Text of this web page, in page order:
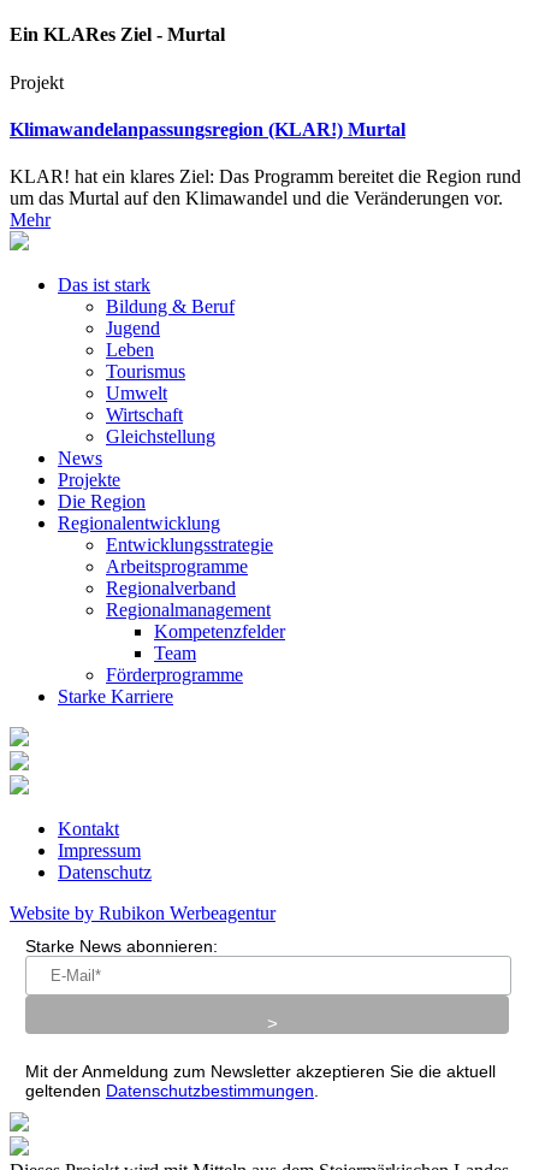
Ein KLARes Ziel - Murtal
Projekt
Klimawandelanpassungsregion (KLAR!) Murtal
KLAR! hat ein klares Ziel: Das Programm bereitet die Region rund
um das Murtal auf den Klimawandel und die Veränderungen vor.
Mehr
Das ist stark
Bildung & Beruf
Jugend
Leben
Tourismus
Umwelt
Wirtschaft
Gleichstellung
News
Projekte
Die Region
Regionalentwicklung
Entwicklungsstrategie
Arbeitsprogramme
Regionalverband
Regionalmanagement
Kompetenzfelder
Team
Förderprogramme
Starke Karriere
Kontakt
Impressum
Datenschutz
Website by Rubikon Werbeagentur
Starke News abonnieren:
Mit der Anmeldung zum Newsletter akzeptieren Sie die aktuell
geltenden Datenschutzbestimmungen